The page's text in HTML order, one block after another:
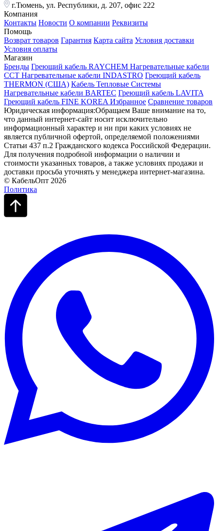
г.Тюмень, ул. Республики, д. 207, офис 222
Компания
Контакты Новости О компании Реквизиты
Помощь
Возврат товаров Гарантия Карта сайта Условия доставки
Условия оплаты
Магазин
Бренды Греющий кабель RAYCHEM Нагревательные кабели
ССТ Нагревательные кабели INDASTRO Греющий кабель
THERMON (США) Кабель Тепловые Системы
Нагревательные кабели BARTEC Греющий кабель LAVITA
Греющий кабель FINE KOREA Избранное Сравнение товаров
Юридическая информация:Обращаем Ваше внимание на то,
что данный интернет-сайт носит исключительно
информационный характер и ни при каких условиях не
является публичной офертой, определяемой положениями
Статьи 437 п.2 Гражданского кодекса Российской Федерации.
Для получения подробной информации о наличии и
стоимости указанных товаров, а также условиях продажи и
доставки просьба уточнять у менеджера интернет-магазина.
© КабельОпт 2026
Политика